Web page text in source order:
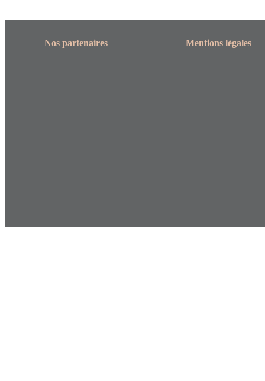
Nos partenaires Mentions légales